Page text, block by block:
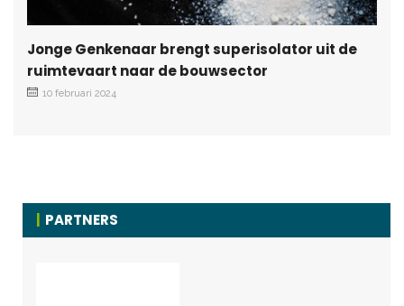
Jonge Genkenaar brengt superisolator uit de
ruimtevaart naar de bouwsector
10 februari 2024
PARTNERS